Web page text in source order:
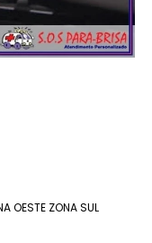
OESTE ZONA SUL